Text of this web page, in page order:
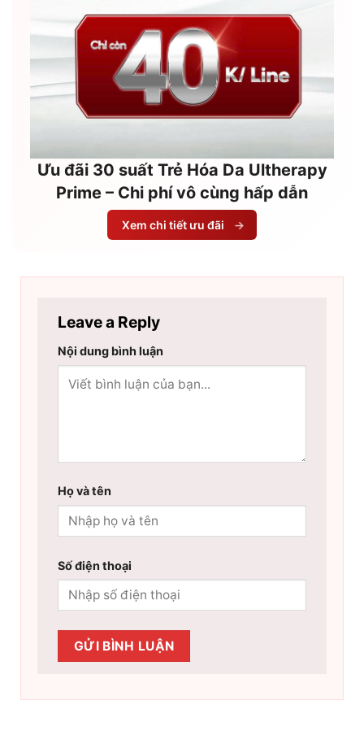
Ưu đãi 30 suất Trẻ Hóa Da Ultherapy
Prime – Chi phí vô cùng hấp dẫn
Xem chi tiết ưu đãi →
Leave a Reply
Nội dung bình luận
Họ và tên
Số điện thoại